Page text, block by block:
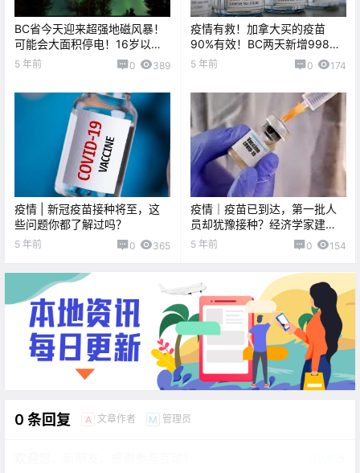
BC省今天迎来超强地磁风暴！
可能会大面积停电！16岁以下
无权接种新冠疫苗？
5 年前 0 389
疫情有救！加拿大买的疫苗
90%有效！BC两天新增998！
租金都不让涨？
5 年前 0 174
疫情 | 新冠疫苗接种将至，这
些问题你都了解过吗？
5 年前 0 365
疫情｜疫苗已到达，第一批人
员却犹豫接种？经济学家建
议：自愿接种即获$1000！！
5 年前 0 154
0 条回复 A 文章作者 M 管理员